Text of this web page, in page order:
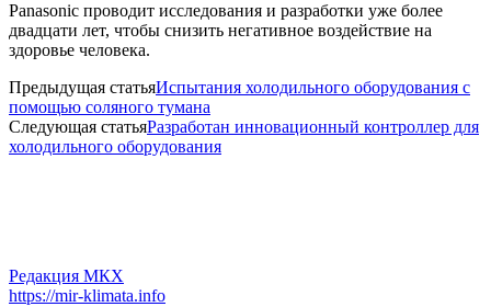
Panasonic проводит исследования и разработки уже более
двадцати лет, чтобы снизить негативное воздействие на
здоровье человека.
Предыдущая статьяИспытания холодильного оборудования с
помощью соляного тумана
Следующая статьяРазработан инновационный контроллер для
холодильного оборудования
Редакция МКХ
https://mir-klimata.info